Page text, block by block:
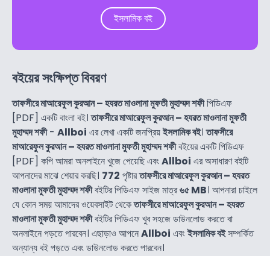
ইসলামিক বই
বইয়ের সংক্ষিপ্ত বিবরণ
তাফসীরে মাআরেফুল কুরআন – হযরত মাওলানা মুফতী মুহাম্মদ শফীপিডিএফ
[PDF] একটি বাংলা বই।তাফসীরে মাআরেফুল কুরআন – হযরত মাওলানা মুফতী
মুহাম্মদ শফী- Allboi এর লেখা একটি জনপ্রিয়ইসলামিক বই।তাফসীরে
মাআরেফুল কুরআন – হযরত মাওলানা মুফতী মুহাম্মদ শফীবইয়ের একটি পিডিএফ
[PDF] কপি আমরা অনলাইনে খুজে পেয়েছি এবংAllboi এর অসাধারণ বইটি
আপনাদের মাঝে শেয়ার করছি। 772 পৃষ্টারতাফসীরে মাআরেফুল কুরআন – হযরত
মাওলানা মুফতী মুহাম্মদ শফীবইটির পিডিএফ সাইজ মাত্র৬৫ MB। আপনারা চাইলে
যে কোন সময় আমাদের ওয়েবসাইট থেকেতাফসীরে মাআরেফুল কুরআন – হযরত
মাওলানা মুফতী মুহাম্মদ শফীবইটির পিডিএফ খুব সহজে ডাউনলোড করতে বা
অনলাইনে পড়তে পারবেন। এছাড়াও আপনেAllboi এবংইসলামিক বইসম্পর্কিত
অন্যান্য বই পড়তে এবং ডাউনলোড করতে পারবেন।